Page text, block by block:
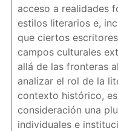
acceso a realidades
estilos literarios e,
que ciertos
campos culturales
allá de las fronteras
analizar el rol de la
contexto histórico,
consideración una
individuales e